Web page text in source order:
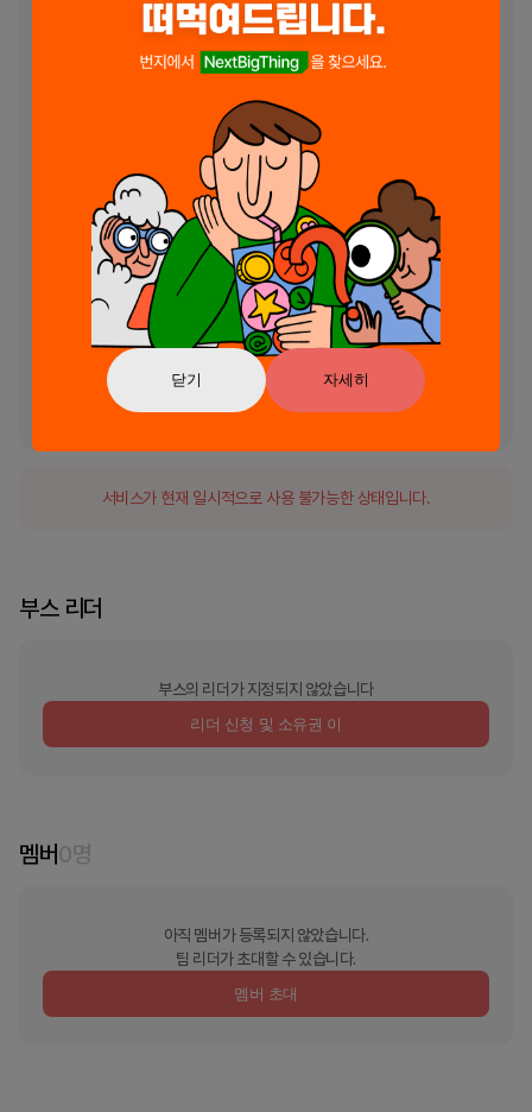
닫기 자세히
견고한 셸터를 건설하고 진화하는 좀비 위협에 대비해 요새를 구축하세
요. 방어를 강화하고, 강력한 무기를 잠금해제하며, 동료 서바이버들을 위
한 안전한 피난처를 만드세요.
리더로서, 당신은 고유한 기술과 능력을 가진 다양한 생존자 팀을 구성해
야 합니다. 그들을 훈련시키고 강력한 무기와 기술로 무장시켜 언데드와
의 전투에서 잠재력을 극대화하세요.
연맹 & 정복
다른 서바이버들과 힘을 합쳐 레전드 연맹을 만드세요. 함께 힘을 모아 어
려운 도전을 극복하고, 위대한 전투에서 승리하며, 좀비의 손아귀에서 월
드를 되찾기 위한 전략을 세우세요.
좀비 아포칼립스를 살아남아 승리를 거두실 수 있으시다고요? 지금 게임
을 다운로드해서 도전하세요!
서비스가 현재 일시적으로 사용 불가능한 상태입니다.
부스 리더
부스의 리더가 지정되지 않았습니다
리더 신청 및 소유권 이
멤버0명
아직 멤버가 등록되지 않았습니다.
팀 리더가 초대할 수 있습니다.
멤버 초대